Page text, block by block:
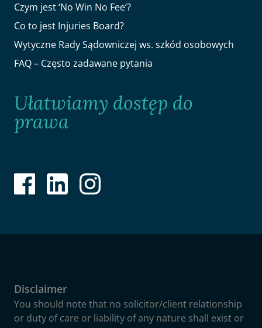
Czym jest ‘No Win No Fee’?
Co to jest Injuries Board?
Wytyczne Rady Sądowniczej ws. szkód osobowych
FAQ – Często zadawane pytania
Ułatwiamy dostęp do
prawa
Disclaimer
You should note that no solicitor/client relationship
or duty of care or liability of any nature shall exist or